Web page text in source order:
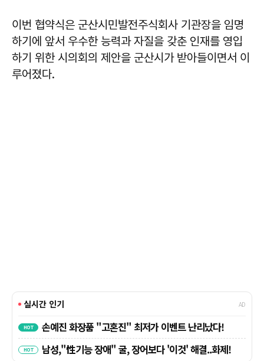
이번 협약식은 군산시민발전주식회사 기관장을 임명
하기에 앞서 우수한 능력과 자질을 갖춘 인재를 영입
하기 위한 시의회의 제안을 군산시가 받아들이면서 이
루어졌다.